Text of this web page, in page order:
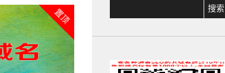
置顶